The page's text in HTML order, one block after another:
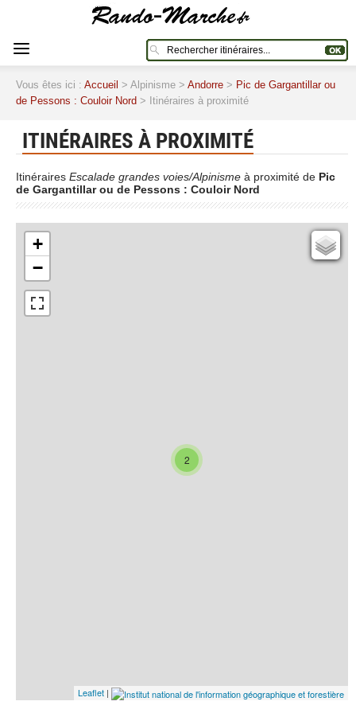
Vous êtes ici : Accueil > Alpinisme > Andorre > Pic de Gargantillar ou
de Pessons : Couloir Nord > Itinéraires à proximité
ITINÉRAIRES À PROXIMITÉ
Itinéraires Escalade grandes voies/Alpinisme à proximité de Pic
de Gargantillar ou de Pessons : Couloir Nord
2
+
−
Leaflet |